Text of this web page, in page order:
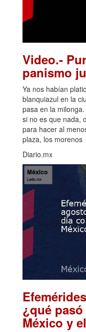
Video.-
panismo
Ya nos habían
blanquiazul en la
pasa en la
si no es que nada,
para hacer al
plaza, los morenos
Diario.mx
¿qué
México y